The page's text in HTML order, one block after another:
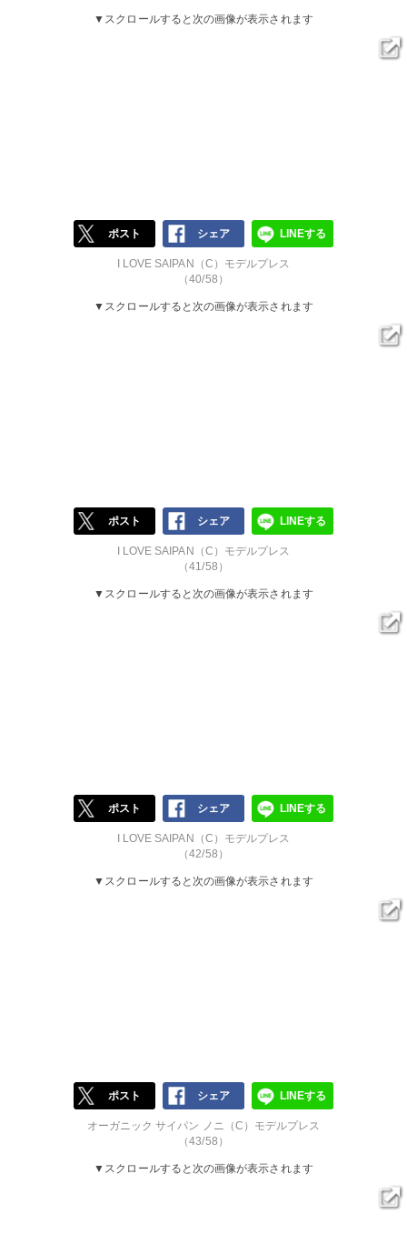
▼スクロールすると次の画像が表示されます
ポスト シェア LINEする
I LOVE SAIPAN（C）モデルプレス
（40/58）
▼スクロールすると次の画像が表示されます
ポスト シェア LINEする
I LOVE SAIPAN（C）モデルプレス
（41/58）
▼スクロールすると次の画像が表示されます
ポスト シェア LINEする
I LOVE SAIPAN（C）モデルプレス
（42/58）
▼スクロールすると次の画像が表示されます
ポスト シェア LINEする
オーガニック サイパン ノニ（C）モデルプレス
（43/58）
▼スクロールすると次の画像が表示されます